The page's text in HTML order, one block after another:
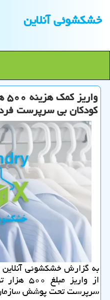
خشكشوئی آنلاین
كودكان بی سرپرست
به گزارش خشكشوئی
از واریز
سرپرست تحت پوشش